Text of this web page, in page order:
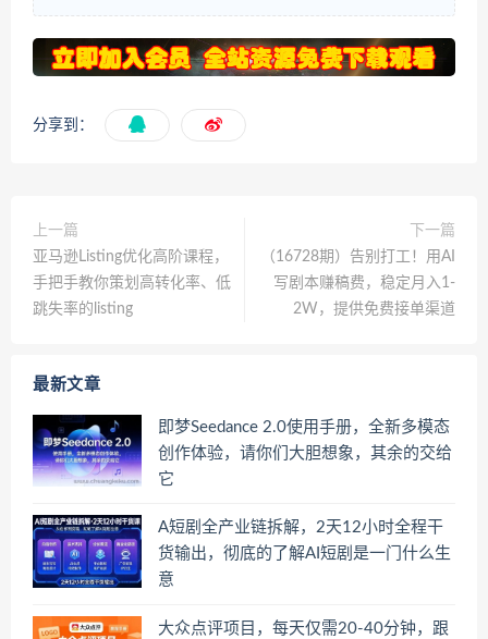
分享到：
上一篇
亚马逊Listing优化高阶课程，
手把手教你策划高转化率、低
跳失率的listing
下一篇
（16728期）告别打工！用AI
写剧本赚稿费，稳定月入1-
2W，提供免费接单渠道
最新文章
即梦Seedance 2.0使用手册，全新多模态
创作体验，请你们大胆想象，其余的交给
它
A短剧全产业链拆解，2天12小时全程干
货输出，彻底的了解AI短剧是一门什么生
意
大众点评项目，每天仅需20-40分钟，跟